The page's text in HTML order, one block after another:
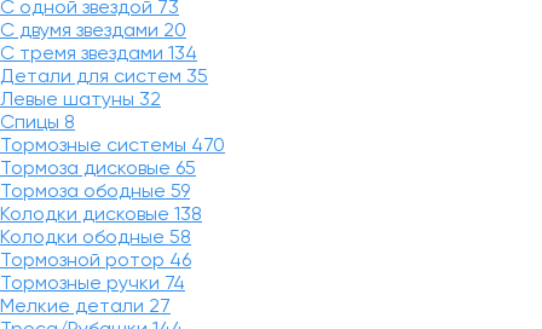
С одной звездой 73
С двумя звездами 20
С тремя звездами 134
Детали для систем 35
Левые шатуны 32
Спицы 8
Тормозные системы 470
Тормоза дисковые 65
Тормоза ободные 59
Колодки дисковые 138
Колодки ободные 58
Тормозной ротор 46
Тормозные ручки 74
Мелкие детали 27